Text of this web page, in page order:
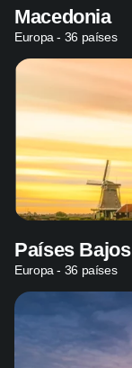
Macedonia
Europa - 36 países
Países Bajos
Europa - 36 países